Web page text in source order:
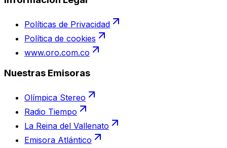
Políticas de Privacidad
Política de cookies
www.oro.com.co
Nuestras Emisoras
Olímpica Stereo
Radio Tiempo
La Reina del Vallenato
Emisora Atlántico